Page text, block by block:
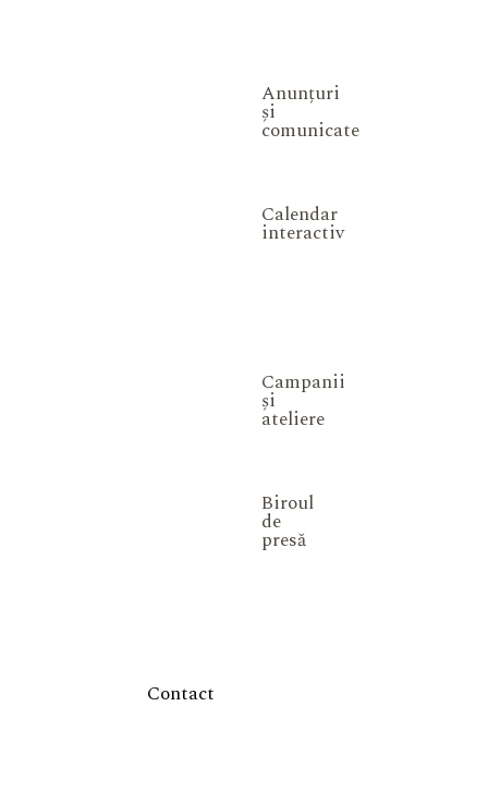
Anunțuri
și
comunicate
Calendar
interactiv
Campanii
și
ateliere
Biroul
de
presă
Contact